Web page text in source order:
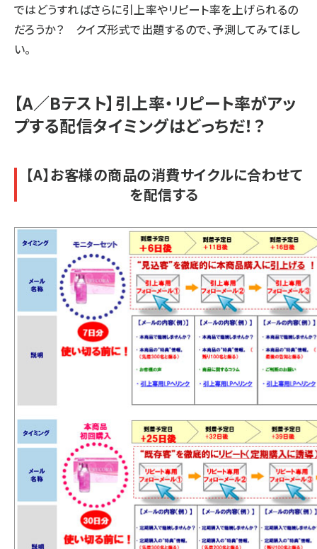
ではどうすればさらに引上率やリピート率を上げられるの
だろうか？ クイズ形式で出題するので、予測してみてほし
い。
【A／Bテスト】引上率・リピート率がアッ
プする配信タイミングはどっちだ！？
【A】お客様の商品の消費サイクルに合わせて
を配信する